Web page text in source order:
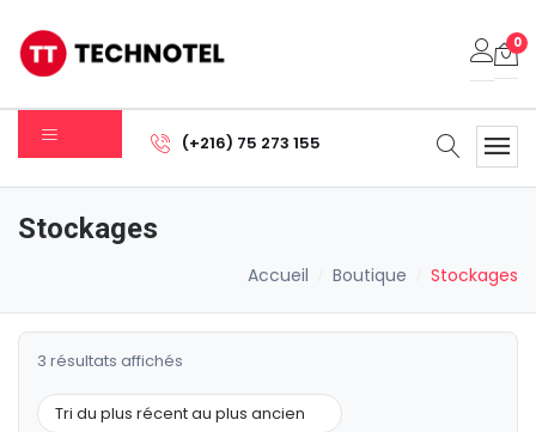
0
Votre panier est vide.
Sous-total: 0.000DT
(+216) 75 273 155
Stockages
Accueil Boutique Stockages
3 résultats affichés
plus